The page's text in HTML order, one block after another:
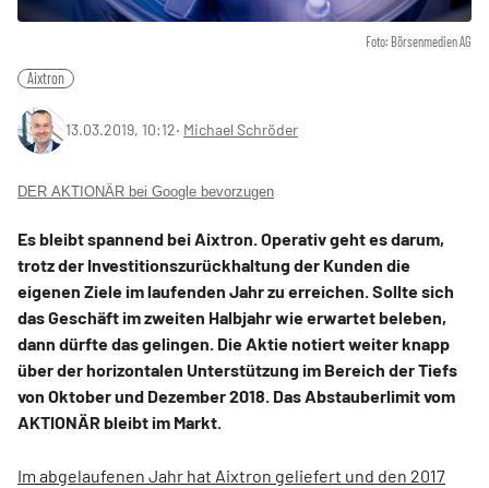
Foto: Börsenmedien AG
Aixtron
13.03.2019, 10:12‧ Michael Schröder
DER AKTIONÄR bei Google bevorzugen
Es bleibt spannend bei Aixtron. Operativ geht es darum,
trotz der Investitionszurückhaltung der Kunden die
eigenen Ziele im laufenden Jahr zu erreichen. Sollte sich
das Geschäft im zweiten Halbjahr wie erwartet beleben,
dann dürfte das gelingen. Die Aktie notiert weiter knapp
über der horizontalen Unterstützung im Bereich der Tiefs
von Oktober und Dezember 2018. Das Abstauberlimit vom
AKTIONÄR bleibt im Markt.
Im abgelaufenen Jahr hat Aixtron geliefert und den 2017